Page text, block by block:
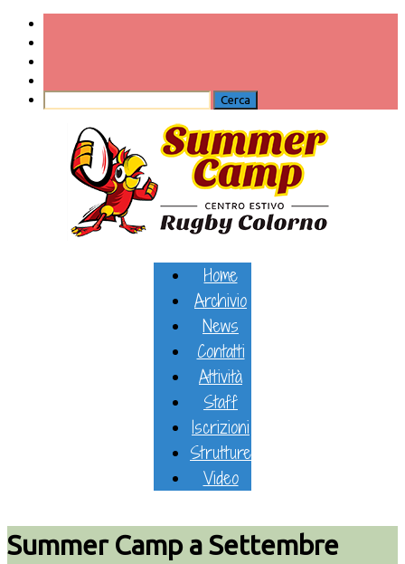
Home
Archivio
News
Contatti
Attività
Staff
Iscrizioni
Strutture
Video
Summer Camp a Settembre